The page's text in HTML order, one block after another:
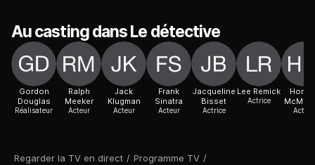
Regarder la TV en direct / Programme TV /
Au casting dans Le détective
Gordon
Douglas
Réalisateur
Ralph
Meeker
Acteur
Jack
Klugman
Acteur
Frank
Sinatra
Acteur
Jacqueline
Bisset
Actrice
Lee Remick
Actrice
Acteur